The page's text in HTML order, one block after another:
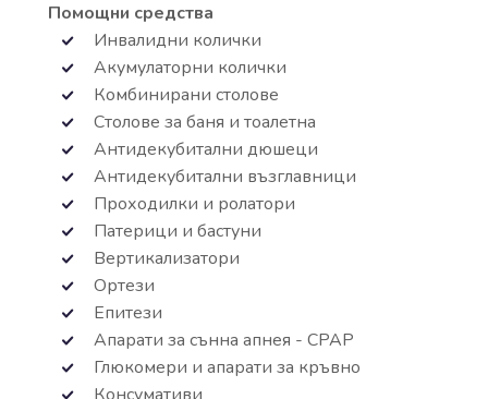
Помощни средства
Инвалидни колички
Акумулаторни колички
Комбинирани столове
Столове за баня и тоалетна
Антидекубитални дюшеци
Антидекубитални възглавници
Проходилки и ролатори
Патерици и бастуни
Вертикализатори
Ортези
Епитези
Апарати за сънна апнея - СРАР
Глюкомери и апарати за кръвно